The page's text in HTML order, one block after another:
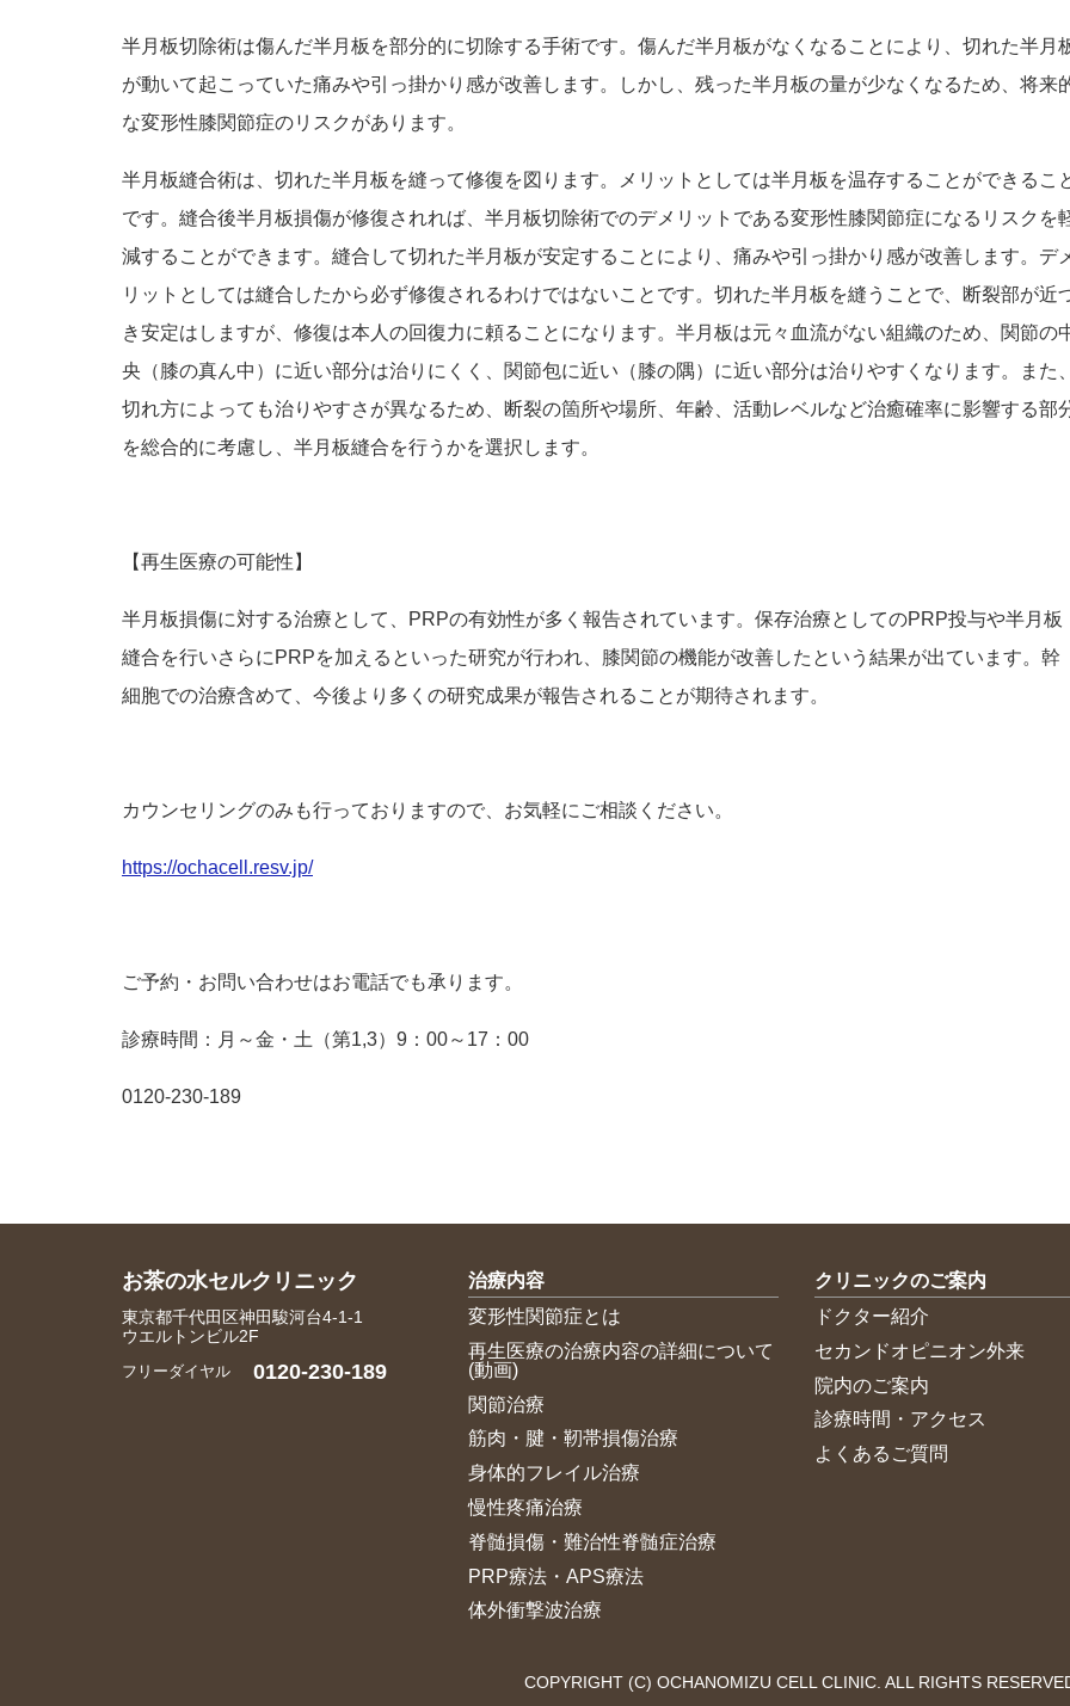
半月板切除術は傷んだ半月板を部分的に切除する手術です。傷んだ半月板がなくなることにより、切れた半月
が動いて起こっていた痛みや引っ掛かり感が改善します。しかし、残った半月板の量が少なくなるため、将来
な変形性膝関節症のリスクがあります。
半月板縫合術は、切れた半月板を縫って修復を図ります。メリットとしては半月板を温存することができるこ
です。縫合後半月板損傷が修復されれば、半月板切除術でのデメリットである変形性膝関節症になるリスクを
減することができます。縫合して切れた半月板が安定することにより、痛みや引っ掛かり感が改善します。デ
リットとしては縫合したから必ず修復されるわけではないことです。切れた半月板を縫うことで、断裂部が近
き安定はしますが、修復は本人の回復力に頼ることになります。半月板は元々血流がない組織のため、関節の
央（膝の真ん中）に近い部分は治りにくく、関節包に近い（膝の隅）に近い部分は治りやすくなります。また、
切れ方によっても治りやすさが異なるため、断裂の箇所や場所、年齢、活動レベルなど治癒確率に影響する部
を総合的に考慮し、半月板縫合を行うかを選択します。
【再生医療の可能性】
半月板損傷に対する治療として、PRPの有効性が多く報告されています。保存治療としてのPRP投与や半月板
縫合を行いさらにPRPを加えるといった研究が行われ、膝関節の機能が改善したという結果が出ています。幹
細胞での治療含めて、今後より多くの研究成果が報告されることが期待されます。
カウンセリングのみも行っておりますので、お気軽にご相談ください。
https://ochacell.resv.jp/
ご予約・お問い合わせはお電話でも承ります。
診療時間：月～金・土（第1,3）9：00～17：00
0120-230-189
お茶の水セルクリニック
東京都千代田区神田駿河台4-1-1
ウエルトンビル2F
フリーダイヤル 0120-230-189
治療内容
変形性関節症とは
再生医療の治療内容の詳細について
(動画)
関節治療
筋肉・腱・靭帯損傷治療
身体的フレイル治療
慢性疼痛治療
脊髄損傷・難治性脊髄症治療
PRP療法・APS療法
体外衝撃波治療
クリニックのご案内
ドクター紹介
セカンドオピニオン外来
院内のご案内
診療時間・アクセス
よくあるご質問
COPYRIGHT (C) OCHANOMIZU CELL CLINIC. ALL RIGHTS